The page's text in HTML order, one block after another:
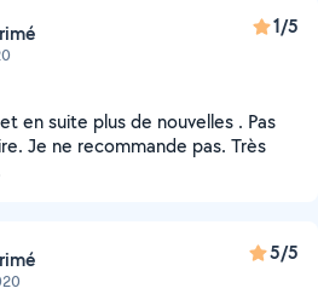
1/5
en suite plus de nouvelles . Pas
Je ne recommande pas. Très
5/5